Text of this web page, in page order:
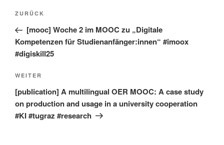
Beitragsnavigation
Vorheriger
Beitrag
ZURÜCK
[mooc] Woche 2 im MOOC zu „Digitale
Kompetenzen für Studienanfänger:innen“ #imoox
#digiskill25
Nächster
Beitrag
WEITER
[publication] A multilingual OER MOOC: A case study
on production and usage in a university cooperation
#KI #tugraz #research